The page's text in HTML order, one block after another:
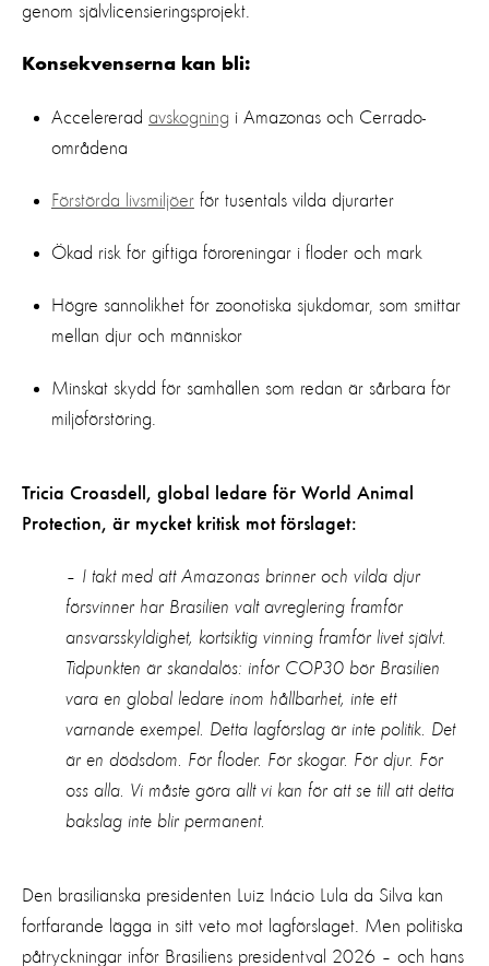
genom självlicensieringsprojekt.
Konsekvenserna kan bli:
Accelererad avskogning i Amazonas och Cerrado-
områdena
Förstörda livsmiljöer för tusentals vilda djurarter
Ökad risk för giftiga föroreningar i floder och mark
Högre sannolikhet för zoonotiska sjukdomar, som smittar
mellan djur och människor
Minskat skydd för samhällen som redan är sårbara för
miljöförstöring.
Tricia Croasdell, global ledare för World Animal
Protection, är mycket kritisk mot förslaget:
– I takt med att Amazonas brinner och vilda djur
försvinner har Brasilien valt avreglering framför
ansvarsskyldighet, kortsiktig vinning framför livet självt.
Tidpunkten är skandalös: inför COP30 bör Brasilien
vara en global ledare inom hållbarhet, inte ett
varnande exempel. Detta lagförslag är inte politik. Det
är en dödsdom. För floder. För skogar. För djur. För
oss alla. Vi måste göra allt vi kan för att se till att detta
bakslag inte blir permanent.
Den brasilianska presidenten Luiz Inácio Lula da Silva kan
fortfarande lägga in sitt veto mot lagförslaget. Men politiska
påtryckningar inför Brasiliens presidentval 2026 – och hans